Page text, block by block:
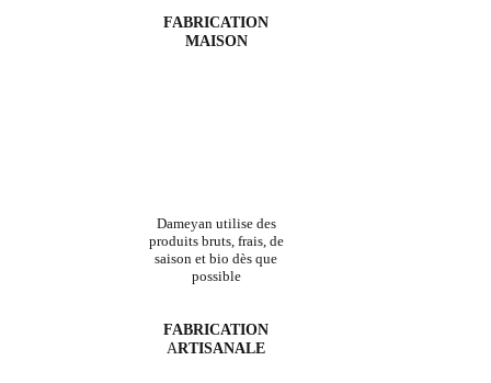
FABRICATION
MAISON
Dameyan utilise des
produits bruts, frais, de
saison et bio dès que
possible
FABRICATION
ARTISANALE